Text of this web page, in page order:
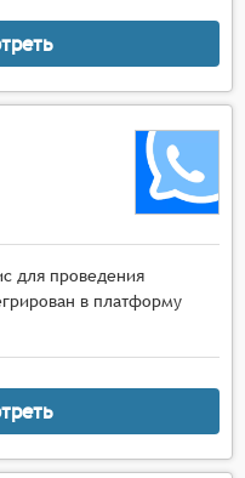
для проведения
в платформу